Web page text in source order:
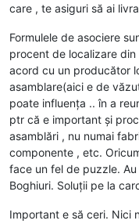
care , te asiguri să ai
Formulele de asociere
procent de localizare
acord cu un producător
asamblare(aici e de
poate influența .. în a
ptr că e important și
asamblări , nu numai
componente , etc.
face un fel de puzzle.
Boghiuri. Soluții pe la
Important e să ceri. Nici